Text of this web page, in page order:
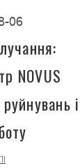
06
NOVUS
і